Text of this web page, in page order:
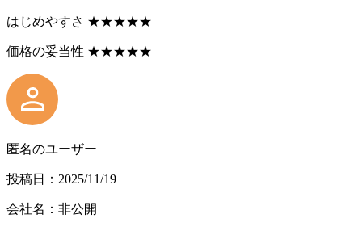
はじめやすさ ★★★★★
価格の妥当性 ★★★★★
匿名のユーザー
投稿日：2025/11/19
会社名：非公開